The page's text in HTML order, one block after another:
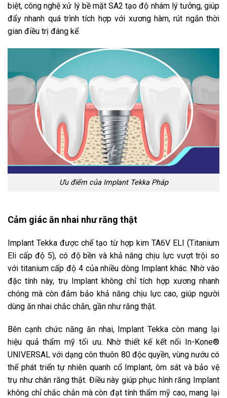
biệt, công nghệ xử lý bề mặt SA2 tạo độ nhám lý tưởng, giúp
đẩy nhanh quá trình tích hợp với xương hàm, rút ngắn thời
gian điều trị đáng kể.
Ưu điểm của Implant Tekka Pháp
Cảm giác ăn nhai như răng thật
Implant Tekka được chế tạo từ hợp kim TA6V ELI (Titanium
Eli cấp độ 5), có độ bền và khả năng chịu lực vượt trội so
với titanium cấp độ 4 của nhiều dòng Implant khác. Nhờ vào
đặc tính này, trụ Implant không chỉ tích hợp xương nhanh
chóng mà còn đảm bảo khả năng chịu lực cao, giúp người
dùng ăn nhai chắc chắn, gần như răng thật.
Bên cạnh chức năng ăn nhai, Implant Tekka còn mang lại
hiệu quả thẩm mỹ tối ưu. Nhờ thiết kế kết nối In-Kone®
UNIVERSAL với dạng côn thuôn 80 độc quyền, vùng nướu có
thể phát triển tự nhiên quanh cổ Implant, ôm sát và bảo vệ
trụ như chân răng thật. Điều này giúp phục hình răng Implant
không chỉ chắc chắn mà còn đạt tính thẩm mỹ cao, mang lại